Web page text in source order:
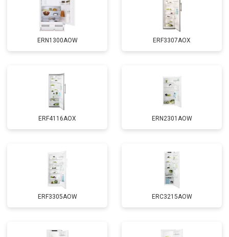
ERN1300AOW ERF3307AOX
ERF4116AOX ERN2301AOW
ERF3305AOW ERC3215AOW